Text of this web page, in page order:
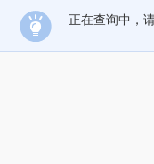
正在查询中，